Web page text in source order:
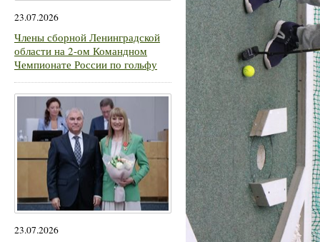
23.07.2026
Члены сборной Ленинградской
области на 2-ом Командном
Чемпионате России по гольфу
23.07.2026